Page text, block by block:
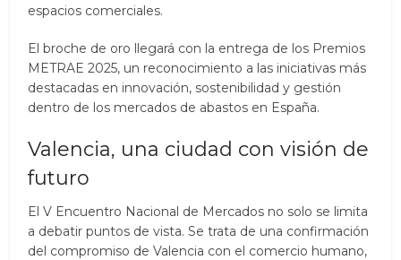
espacios comerciales.
El broche de oro llegará con la entrega de los Premios
METRAE 2025, un reconocimiento a las iniciativas más
destacadas en innovación, sostenibilidad y gestión
dentro de los mercados de abastos en España.
Valencia, una ciudad con visión de
futuro
El V Encuentro Nacional de Mercados no solo se limita
a debatir puntos de vista. Se trata de una confirmación
del compromiso de Valencia con el comercio humano,